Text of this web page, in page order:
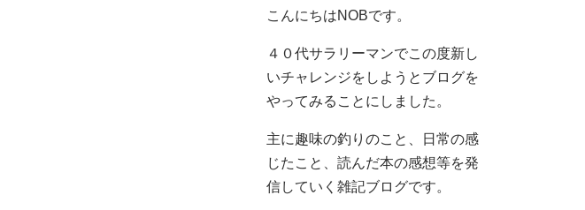
こんにちはNOBです。
４０代サラリーマンでこの度新し
いチャレンジをしようとブログを
やってみることにしました。
主に趣味の釣りのこと、日常の感
じたこと、読んだ本の感想等を発
信していく雑記ブログです。